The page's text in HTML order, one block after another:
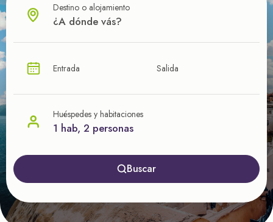
¿CUÁL VA A SER TU PRÓXIMO TROTE?
nuestras ofertas
Destino o alojamiento
Entrada Salida
Huéspedes y habitaciones
1 hab, 2 personas
Buscar